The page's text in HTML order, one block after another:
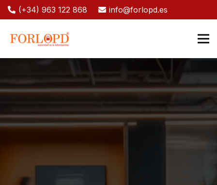
(+34) 963 122 868 info@forlopd.es